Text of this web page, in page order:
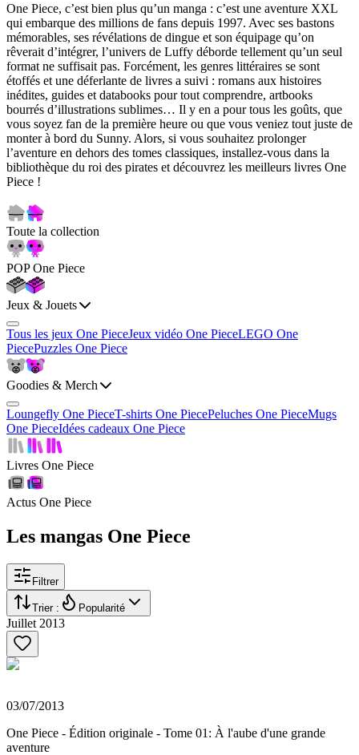
One Piece, c’est bien plus qu’un manga : c’est une aventure XXL
qui embarque des millions de fans depuis 1997. Avec ses bastons
mémorables, ses révélations de dingue et son équipage qu’on
rêverait d’intégrer, l’univers de Luffy déborde tellement qu’un seul
format ne suffisait pas. Forcément, les genres littéraires se sont
étoffés et une déferlante de livres a suivi : romans aux histoires
inédites, guides et databooks pour tout comprendre, artbooks
bourrés d’illustrations sublimes… Il y en a pour tous les goûts, que
vous soyez fan de la première heure ou que vous veniez tout juste de
monter à bord du Sunny. Alors, si vous souhaitez prolonger
l’aventure en dehors des tomes classiques, installez-vous dans la
bibliothèque du roi des pirates et découvrez les meilleurs livres One
Piece !
Toute la collection
POP One Piece
Jeux & Jouets
Tous les jeux One PieceJeux vidéo One PieceLEGO One
PiecePuzzles One Piece
Goodies & Merch
Loungefly One PieceT-shirts One PiecePeluches One PieceMugs
One PieceIdées cadeaux One Piece
Livres One Piece
Actus One Piece
Les mangas One Piece
Filtrer
Trier : Popularité
Juillet 2013
03/07/2013
One Piece - Édition originale - Tome 01: À l'aube d'une grande
aventure